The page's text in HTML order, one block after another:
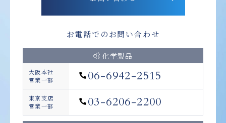
お電話でのお問い合わせ
化学製品
大阪本社
営業一部
06-6942-2515
東京支店
営業一部
03-6206-2200